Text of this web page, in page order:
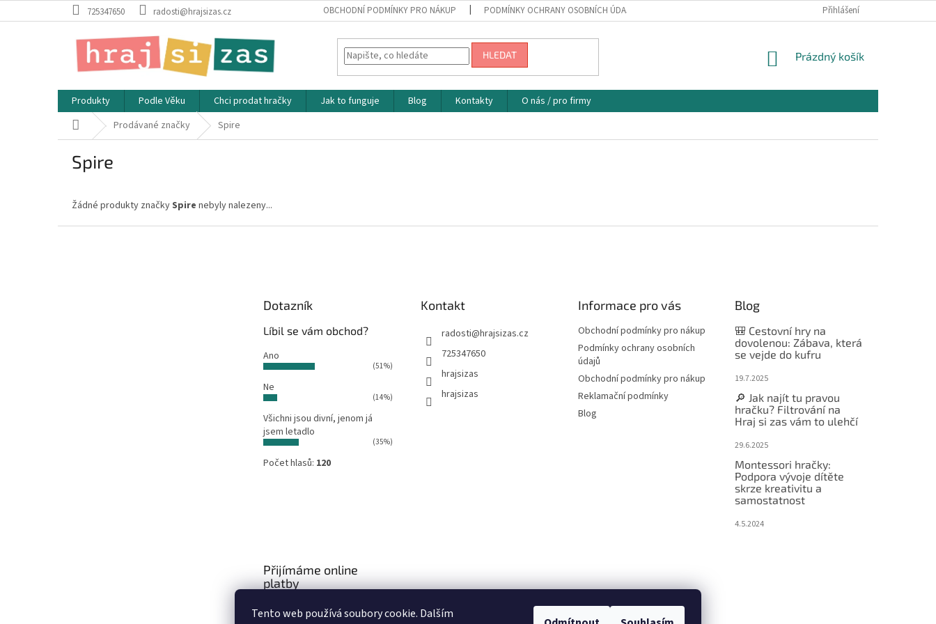
Tento web používá soubory cookie. Dalším
na
725347650 radosti@hrajsizas.cz OBCHODNÍ PODMÍNKY PRO NÁKUP PODMÍNKY OCHRANY OSOBNÍCH ÚDAJŮ REKLAMAČNÍ PODMÍNKY
Přihlášení
HLEDAT
NÁKUPNÍ
Prázdný košík
Produkty Podle Věku Chci prodat hračky Jak to funguje Blog Kontakty
O nás / pro firmy
Domů Prodávané značky Spire
Spire
Žádné produkty značkySpire nebyly nalezeny...
Dotazník
Líbil se vám obchod?
Ano
(51%)
Ne
(14%)
Všichni jsou divní, jenom já
jsem letadlo
(35%)
Počet hlasů: 120
Kontakt
radosti@hrajsizas.cz
725347650
hrajsizas
hrajsizas
Informace pro vás
Obchodní podmínky pro nákup
Podmínky ochrany osobních
údajů
Obchodní podmínky pro nákup
Reklamační podmínky
Blog
Blog
🎒 Cestovní hry na
dovolenou: Zábava, která
se vejde do kufru
19.7.2025
🔎 Jak najít tu pravou
hračku? Filtrování na
Hraj si zas vám to ulehčí
29.6.2025
Montessori hračky:
Podpora vývoje dítěte
skrze kreativitu a
samostatnost
4.5.2024
Přijímáme online
platby